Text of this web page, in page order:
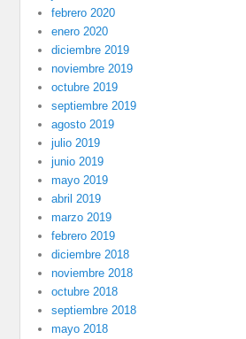
febrero 2020
enero 2020
diciembre 2019
noviembre 2019
octubre 2019
septiembre 2019
agosto 2019
julio 2019
junio 2019
mayo 2019
abril 2019
marzo 2019
febrero 2019
diciembre 2018
noviembre 2018
octubre 2018
septiembre 2018
mayo 2018